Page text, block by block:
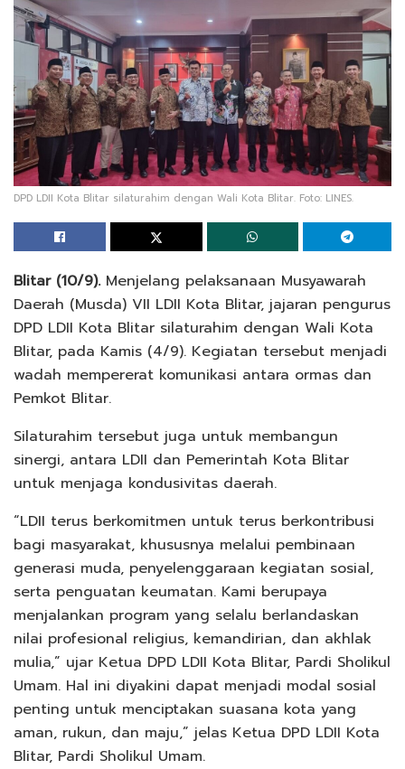
DPD LDII Kota Blitar silaturahim dengan Wali Kota Blitar. Foto: LINES.
Blitar (10/9).Menjelang pelaksanaan Musyawarah
Daerah (Musda) VII LDII Kota Blitar, jajaran pengurus
DPD LDII Kota Blitar silaturahim dengan Wali Kota
Blitar, pada Kamis (4/9). Kegiatan tersebut menjadi
wadah mempererat komunikasi antara ormas dan
Pemkot Blitar.
Silaturahim tersebut juga untuk membangun
sinergi, antara LDII dan Pemerintah Kota Blitar
untuk menjaga kondusivitas daerah.
“LDII terus berkomitmen untuk terus berkontribusi
bagi masyarakat, khususnya melalui pembinaan
generasi muda, penyelenggaraan kegiatan sosial,
serta penguatan keumatan. Kami berupaya
menjalankan program yang selalu berlandaskan
nilai profesional religius, kemandirian, dan akhlak
mulia,” ujar Ketua DPD LDII Kota Blitar, Pardi Sholikul
Umam. Hal ini diyakini dapat menjadi modal sosial
penting untuk menciptakan suasana kota yang
aman, rukun, dan maju,” jelas Ketua DPD LDII Kota
Blitar, Pardi Sholikul Umam.